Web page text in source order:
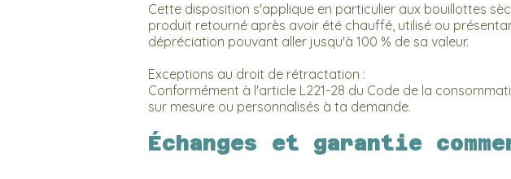
Cette disposition s'applique en particulier aux bouillottes
produit retourné après avoir été chauffé, utilisé ou
dépréciation pouvant aller jusqu'à 100 % de sa valeur.
Exceptions au droit de rétractation :
Conformément à l'article L221-28 du Code de la
sur mesure ou personnalisés à ta demande.
Échanges et garantie